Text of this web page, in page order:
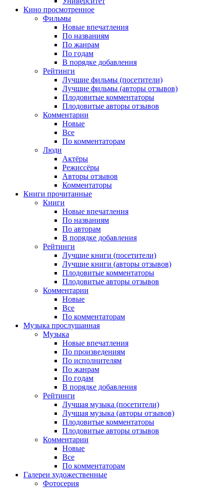
Кино просмотренное
Фильмы
Новые впечатления
По названиям
По жанрам
По годам
В порядке добавления
Рейтинги
Лучшие фильмы (посетители)
Лучшие фильмы (авторы отзывов)
Плодовитые комментаторы
Плодовитые авторы отзывов
Комментарии
Новые
Все
По комментаторам
Люди
Актёры
Режиссёры
Авторы отзывов
Комментаторы
Книги прочитанные
Книги
Новые впечатления
По названиям
По авторам
В порядке добавления
Рейтинги
Лучшие книги (посетители)
Лучшие книги (авторы отзывов)
Плодовитые комментаторы
Плодовитые авторы отзывов
Комментарии
Новые
Все
По комментаторам
Музыка прослушанная
Музыка
Новые впечатления
По произведениям
По исполнителям
По жанрам
По годам
В порядке добавления
Рейтинги
Лучшая музыка (посетители)
Лучшая музыка (авторы отзывов)
Плодовитые комментаторы
Плодовитые авторы отзывов
Комментарии
Новые
Все
По комментаторам
Галереи художественные
Фотосерия